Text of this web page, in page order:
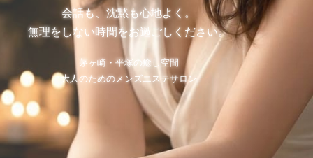
会話も、沈黙も心地よく。
無理をしない時間をお過ごしください。
茅ヶ崎・平塚の癒し空間
大人のためのメンズエステサロン